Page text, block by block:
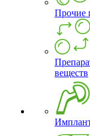
Прочие
веществ